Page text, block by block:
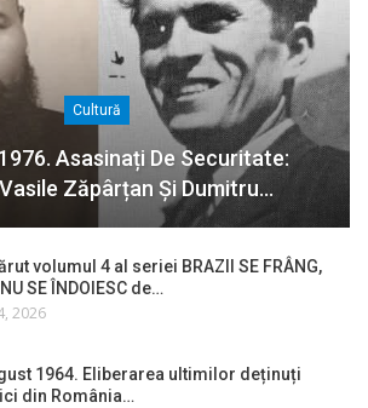
Cultură
Asasinați De Securitate:
Zăpârțan Și Dumitru…
volumul 4 al seriei BRAZII SE FRÂNG,
SE ÎNDOIESC de…
2026
1964. Eliberarea ultimilor deținuți
din România…